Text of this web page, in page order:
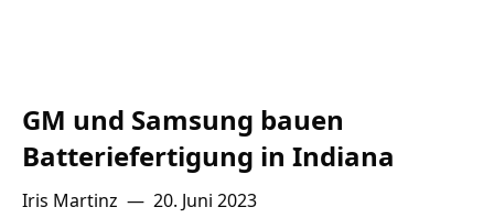
GM und Samsung bauen
Batteriefertigung in Indiana
Iris Martinz — 20. Juni 2023